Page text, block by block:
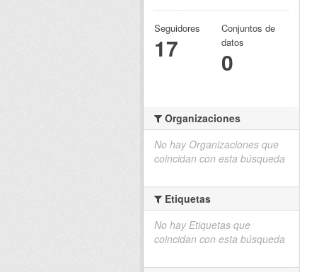
Seguidores
17
Conjuntos de
datos
0
Organizaciones
No hay Organizaciones que
coincidan con esta búsqueda
Etiquetas
No hay Etiquetas que
coincidan con esta búsqueda